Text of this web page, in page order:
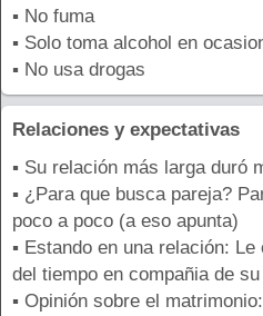
▪ No fuma
▪ Solo toma alcohol en
▪ No usa drogas
Relaciones y expectativas
▪ Su relación más larga duró
▪ ¿Para que busca pareja?
poco a poco (a eso apunta)
▪ Estando en una relación:
del tiempo en compañia de
▪ Opinión sobre el